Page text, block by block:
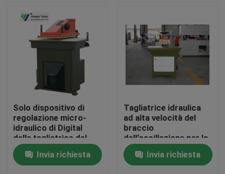
Circa noi
Giro della fabbrica
Controllo di qualità
Contattici
Richieda una citazione
Solo dispositivo di
regolazione micro-
idraulico di Digital
della tagliatrice del
braccio
dell'oscillazione della
scarpa
Invia richiesta
Tagliatrice idraulica
ad alta velocità del
braccio
dell'oscillazione per la
fabbricazione del
guanto di cuoio
Invia richiesta